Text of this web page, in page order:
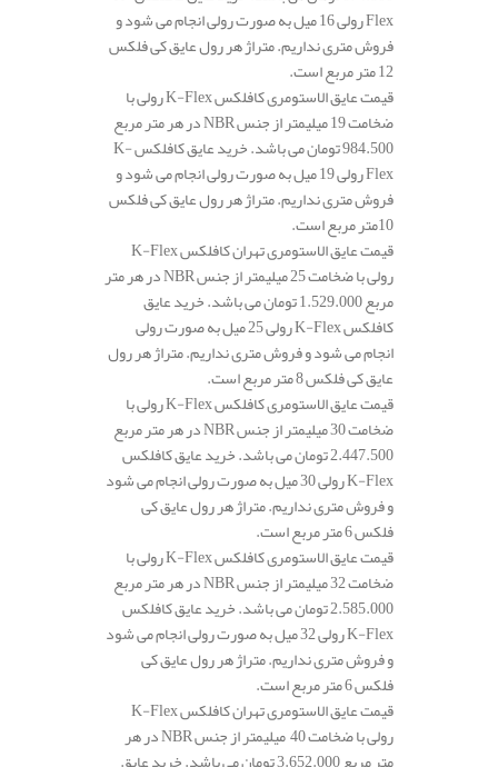
Flex رولی 16 میل به صورت رولی انجام می شود و
فروش متری نداریم. متراژ هر رول عایق کی فلکس
12 متر مربع است.
قیمت عایق الاستومری کافلکس K-Flex رولی با
ضخامت 19 میلیمتر از جنس NBR در هر متر مربع
984.500 تومان می باشد. خرید عایق کافلکس K-
Flex رولی 19 میل به صورت رولی انجام می شود و
فروش متری نداریم. متراژ هر رول عایق کی فلکس
10متر مربع است.
قیمت عایق الاستومری تهران کافلکس K-Flex
رولی با ضخامت 25 میلیمتر از جنس NBR در هر متر
مربع 1.529.000 تومان می باشد. خرید عایق
کافلکس K-Flex رولی 25 میل به صورت رولی
انجام می شود و فروش متری نداریم. متراژ هر رول
عایق کی فلکس 8 متر مربع است.
قیمت عایق الاستومری کافلکس K-Flex رولی با
ضخامت 30 میلیمتر از جنس NBR در هر متر مربع
2.447.500 تومان می باشد. خرید عایق کافلکس
K-Flex رولی 30 میل به صورت رولی انجام می شود
و فروش متری نداریم. متراژ هر رول عایق کی
فلکس 6 متر مربع است.
قیمت عایق الاستومری کافلکس K-Flex رولی با
ضخامت 32 میلیمتر از جنس NBR در هر متر مربع
2.585.000 تومان می باشد. خرید عایق کافلکس
K-Flex رولی 32 میل به صورت رولی انجام می شود
و فروش متری نداریم. متراژ هر رول عایق کی
فلکس 6 متر مربع است.
قیمت عایق الاستومری تهران کافلکس K-Flex
رولی با ضخامت 40 میلیمتر از جنس NBR در هر